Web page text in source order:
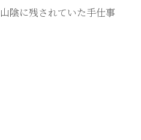
陰に残されていた手仕事